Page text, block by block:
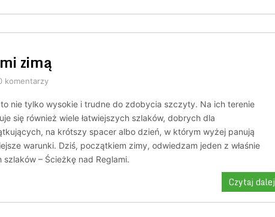
zimą
komentarzy
nie tylko wysokie i trudne do zdobycia szczyty. Na ich terenie
się również wiele łatwiejszych szlaków, dobrych dla
na krótszy spacer albo dzień, w którym wyżej panują
warunki. Dziś, początkiem zimy, odwiedzam jeden z właśnie
szlaków – Ścieżkę nad Reglami.
Czytaj dalej